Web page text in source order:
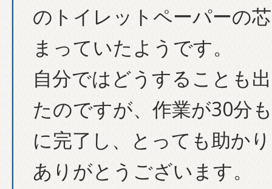
のトイレットペーパーの
まっていたようです。
自分ではどうすることも
たのですが、作業が30分
に完了し、とっても助か
ありがとうございます。